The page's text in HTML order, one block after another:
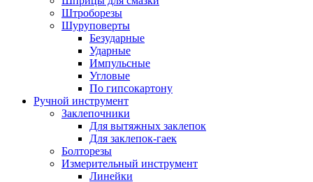
Штроборезы
Шуруповерты
Безударные
Ударные
Импульсные
Угловые
По гипсокартону
Ручной инструмент
Заклепочники
Для вытяжных заклепок
Для заклепок-гаек
Болторезы
Измерительный инструмент
Линейки